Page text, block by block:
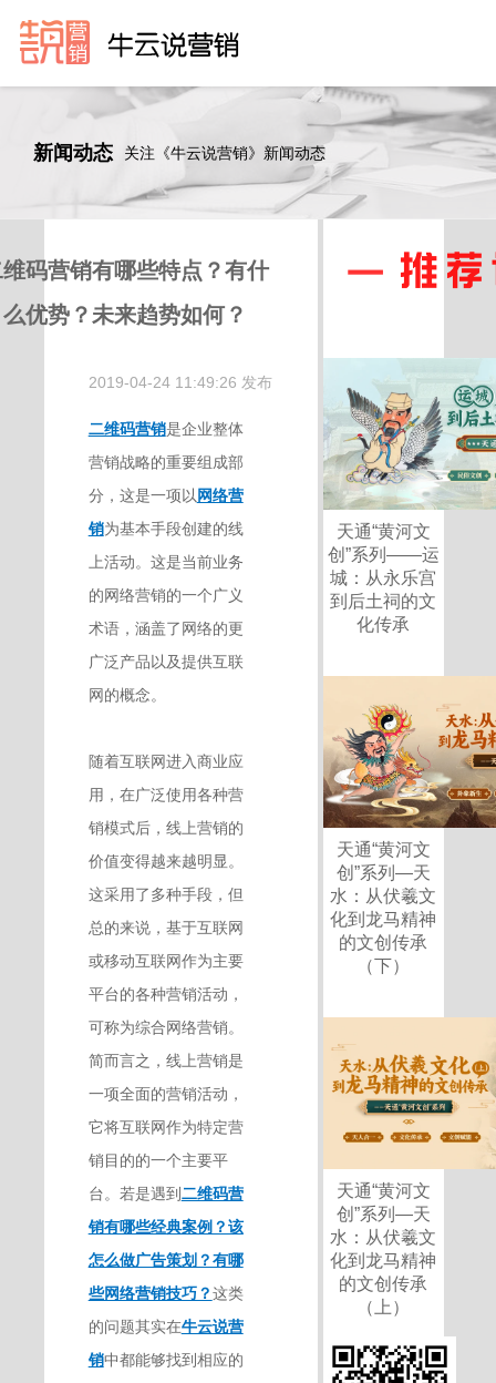
新闻动态 关注《牛云说营销》新闻动态
码营销有哪些特点？有什
么优势？未来趋势如何？
2019-04-24 11:49:26 发布
二维码营销是企业整体
营销战略的重要组成部
分，这是一项以 网络营
销为基本手段创建的线
上活动。这是当前业务
的网络营销的一个广义
术语，涵盖了网络的更
广泛产品以及提供互联
网的概念。
随着互联网进入商业应
用，在广泛使用各种营
销模式后，线上营销的
价值变得越来越明显。
这采用了多种手段，但
总的来说，基于互联网
或移动互联网作为主要
平台的各种营销活动，
可称为综合网络营销。
简而言之，线上营销是
一项全面的营销活动，
它将互联网作为特定营
销目的的一个主要平
台。若是遇到 二维码营
销有哪些经典案例？该
怎么做广告策划？有哪
些网络营销技巧？这类
的问题其实在牛云说营
销中都能够找到相应的
天通“黄河文
创”系列——运
城：从永乐宫
到后土祠的文
化传承
天通“黄河文
创”系列—天
水：从伏羲文
化到龙马精神
的文创传承
（下）
天通“黄河文
创”系列—天
水：从伏羲文
化到龙马精神
的文创传承
（上）